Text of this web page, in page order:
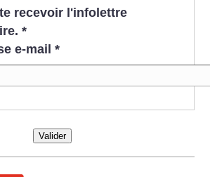
recevoir l'infolettre
*
e-mail *
Valider